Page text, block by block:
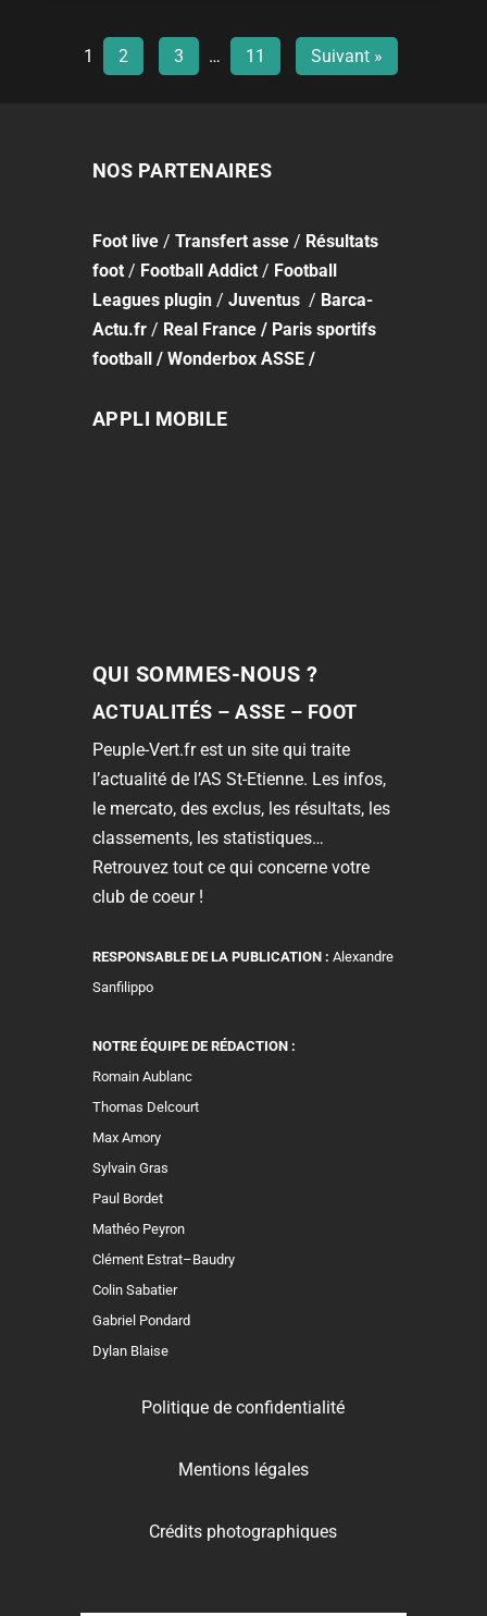
1 2 3 … 11 Suivant »
NOS PARTENAIRES
Footlive/ Transfert asse/ Résultats
foot/ Football Addict/ Football
Leagues plugin/ Juventus / Barca-
Actu.fr/ Real France / Paris sportifs
football/ Wonderbox ASSE/
APPLI MOBILE
QUI SOMMES-NOUS ?
ACTUALITÉS – ASSE – FOOT
Peuple-Vert.fr est un site qui traite
l’actualité de l’AS St-Etienne. Les infos,
le mercato, des exclus, les résultats, les
classements, les statistiques…
Retrouvez tout ce qui concerne votre
club de coeur !
RESPONSABLE DE LA PUBLICATION : Alexandre
Sanfilippo
NOTRE ÉQUIPE DE RÉDACTION :
Romain Aublanc
Thomas Delcourt
Max Amory
Sylvain Gras
Paul Bordet
Mathéo Peyron
Clément Estrat–Baudry
Colin Sabatier
Gabriel Pondard
Dylan Blaise
Politique de confidentialité
Mentions légales
Crédits photographiques